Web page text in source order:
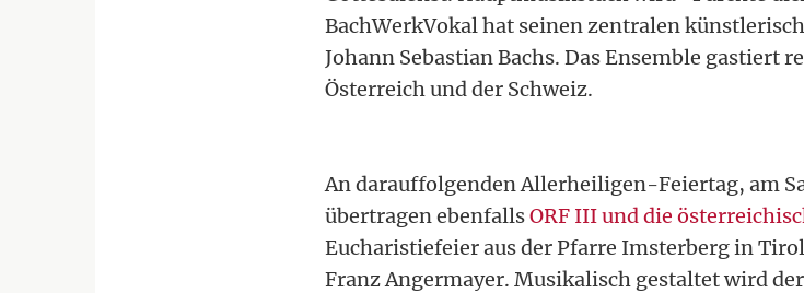
BachWerkVokal hat seinen zentralen
Johann Sebastian Bachs. Das Ensemble gastiert
Österreich und der Schweiz.
An darauffolgenden Allerheiligen-Feiertag, am
übertragen ebenfallsORF III und die
Eucharistiefeier aus der Pfarre Imsterberg in
Franz Angermayer. Musikalisch gestaltet wird